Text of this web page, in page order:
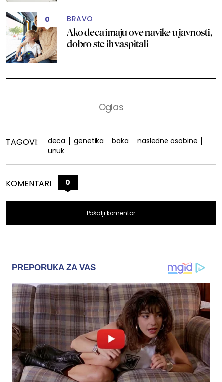
0 BRAVO
Ako deca imaju ove navike u javnosti,
dobro ste ih vaspitali
TAGOVI: deca genetika baka
nasledne osobine
unuk
KOMENTARI 0
Pošalji komentar
PREPORUKA ZA VAS